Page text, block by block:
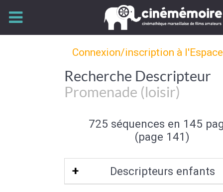
Connexion/inscription à
Recherche Descripteur
Promenade (loisir)
725 séquences en 145
(page 141)
Descripteurs enfants